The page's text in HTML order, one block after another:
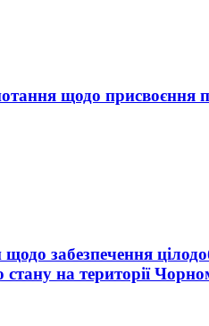
щодо присвоєння
забезпечення
на території